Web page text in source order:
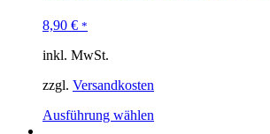
8,90 € *
inkl. MwSt.
zzgl. Versandkosten
Ausführung wählen